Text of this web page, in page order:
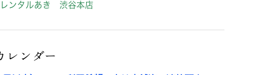
ンタルあき 渋谷本店
レンダー